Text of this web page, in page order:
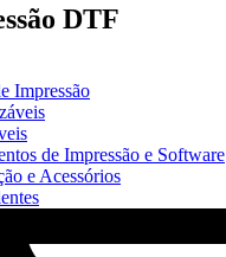
DTF
Impressão
de Impressão e Software
e Acessórios